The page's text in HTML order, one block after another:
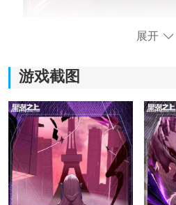
《黑潮之上》游戏特色：
1.在未来高科技的背景下，繁
展开
游戏截图